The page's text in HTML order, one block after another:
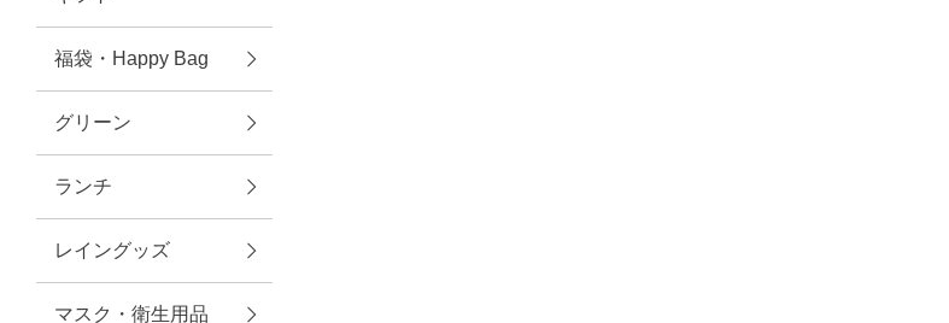
レイングッズ
アクセサリー
ファッション雑貨
ファッショングッズ
福袋・Happy Bag
グリーン
ランチ
レイングッズ
マスク・衛生用品